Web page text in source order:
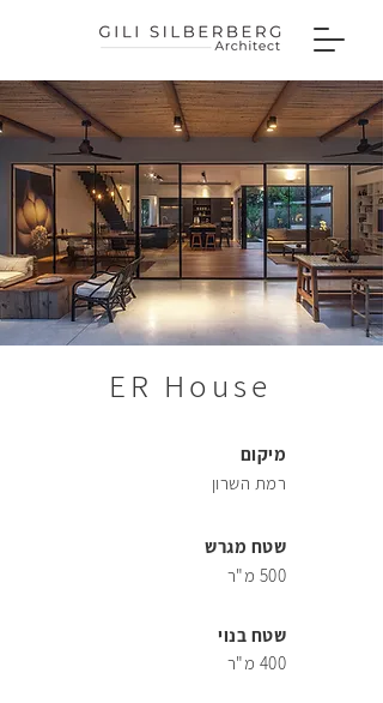
ER House
מיקום
רמת השרון
שטח מגרש
500 מ"ר
שטח בנוי
400 מ"ר
46
56